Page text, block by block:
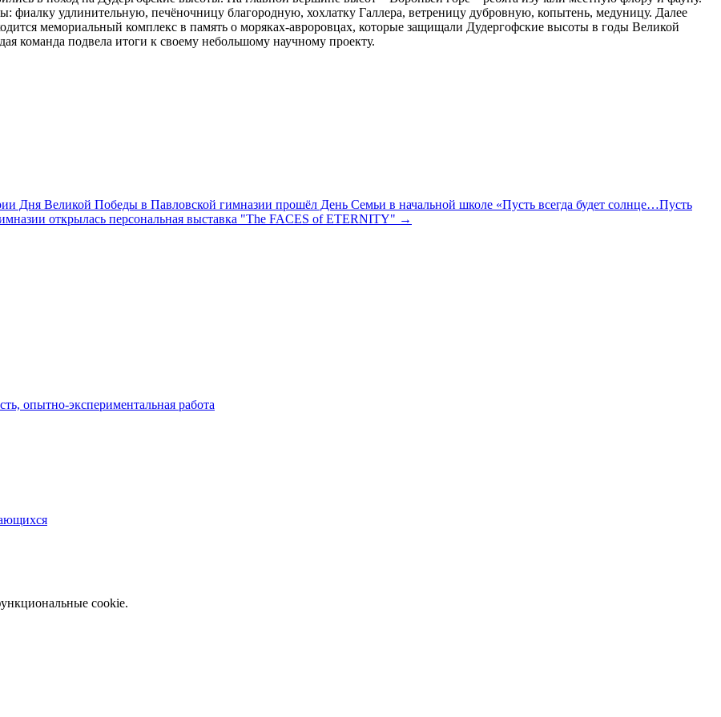
фиалку удлинительную, печёночницу благородную, хохлатку Галлера, ветреницу дубровную, копытень, медуницу. Далее
мемориальный комплекс в память о моряках-авроровцах, которые защищали Дудергофские высоты в годы Великой
команда подвела итоги к своему небольшому научному проекту.
Дня Великой Победы в Павловской гимназии прошёл День Семьи в начальной школе «Пусть всегда будет солнце…Пусть
открылась персональная выставка "The FACES of ETERNITY" →
опытно-экспериментальная работа
cookie.